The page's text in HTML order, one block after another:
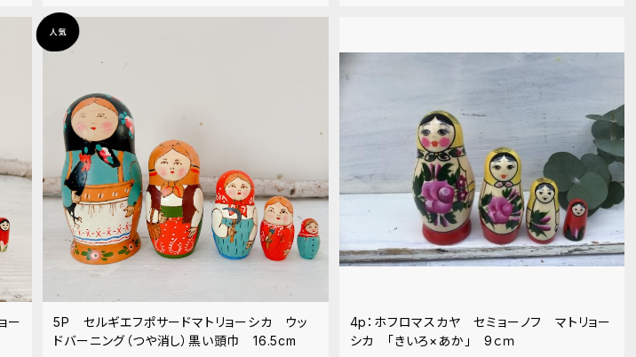
ー
5P セルギエフポサードマトリョーシカ ウッ
ドバーニング（つや消し）黒い頭巾 16.5cm
4p：ホフロマスカヤ セミョーノフ マトリョー
シカ 「きいろ×あか」 9ｃｍ